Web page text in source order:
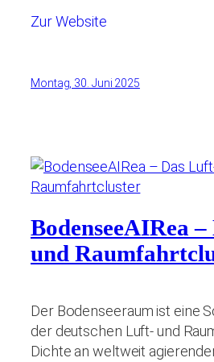
Zur Website
Montag, 30. Juni 2025
BodenseeAIRea
und
Der Bodenseeraum ist eine
der deutschen Luft- und
Dichte an weltweit